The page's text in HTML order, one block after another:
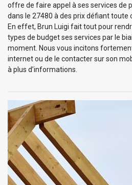
offre de faire appel à ses services de
dans le 27480 à des prix défiant toute
En effet, Brun Luigi fait tout pour
types de budget ses services par le
moment. Nous vous incitons
internet ou de le contacter sur son
à plus d’informations.